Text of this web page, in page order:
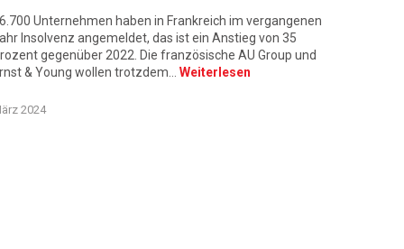
Unternehmen haben in Frankreich im vergangenen
Insolvenz angemeldet, das ist ein Anstieg von 35
gegenüber 2022. Die französische AU Group und
& Young wollen trotzdem… Weiterlesen
2024